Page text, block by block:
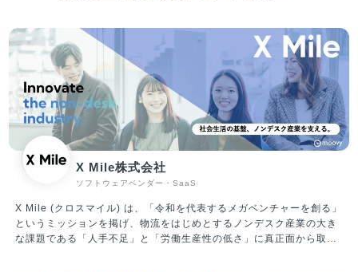
X Mile株式会社
ソフトウェアベンダー・SaaS
X Mile (クロスマイル) は、「令和を代表するメガベンチャーを創る」
というミッションを掲げ、物流をはじめとするノンデスク産業の大き
な課題である「人手不足」と「労働生産性の低さ」に真正面から取り